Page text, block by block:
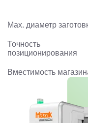
Max. диаметр
Точность
позиционирования
Вместимость